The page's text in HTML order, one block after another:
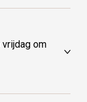
10:00 - 17:30
10:00 - 17:30
10:00 - 17:30
om
10:00 - 17:30